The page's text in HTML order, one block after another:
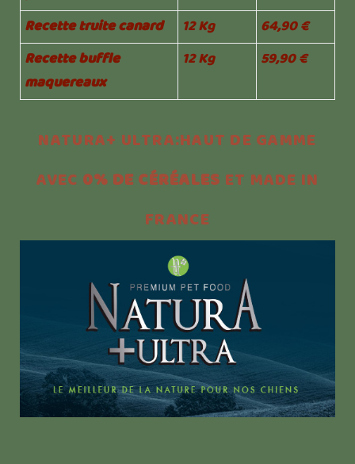
Recette truite canard
12 Kg
64,90 €
Recette buffle
maquereaux
12 Kg 59,90 €
NATURA+ ULTRA:HAUT DE GAMME
AVEC 0% DE CÉRÉALES ET MADE IN
FRANCE